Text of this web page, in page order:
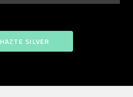
HAZTE SILVER